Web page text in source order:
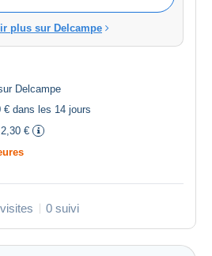
plus sur Delcampe
Delcampe
€ dans les 14 jours
2,30 €
0 suivi